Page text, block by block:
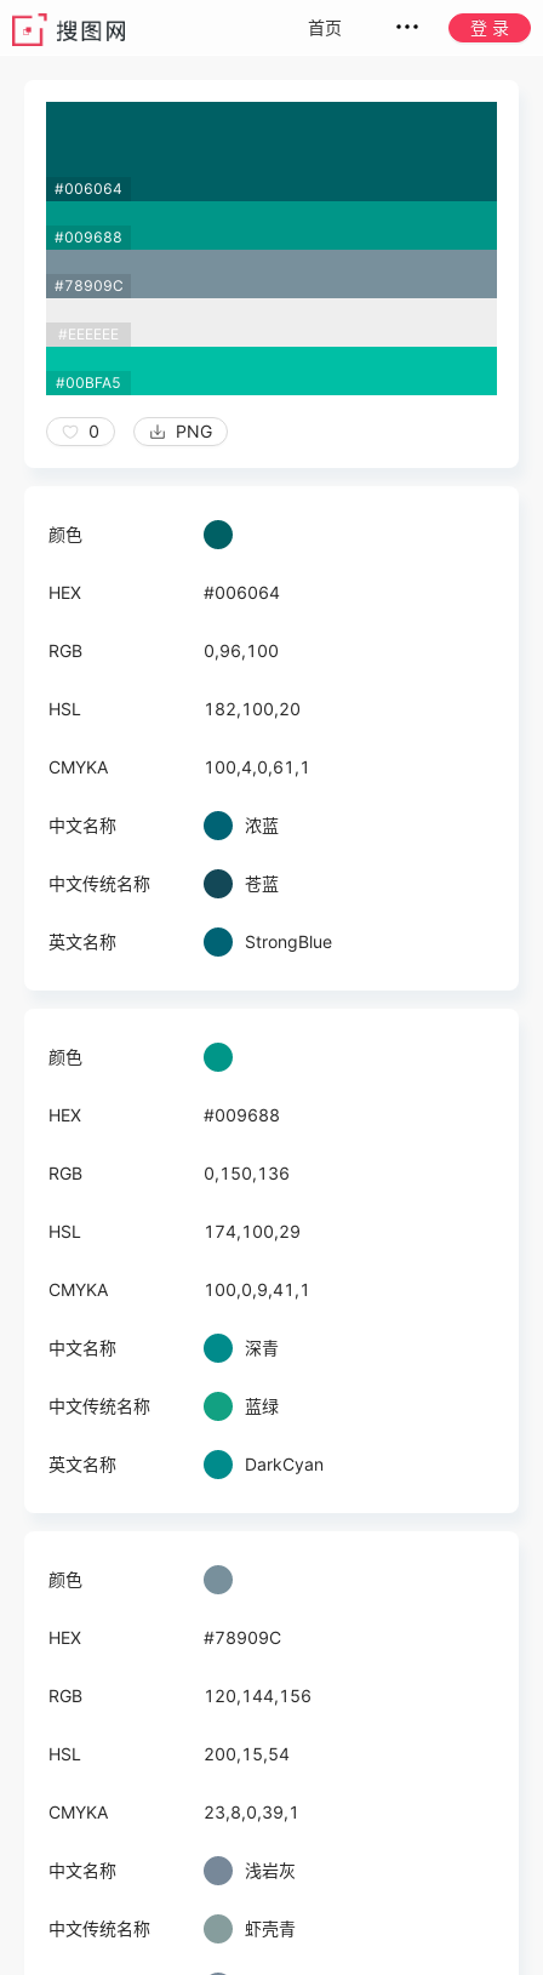
首页 登 录
#006064
#009688
#78909C
#EEEEEE
#00BFA5
0 PNG
颜色
HEX #006064
RGB 0,96,100
HSL 182,100,20
CMYKA 100,4,0,61,1
中文名称 浓蓝
中文传统名称 苍蓝
英文名称 StrongBlue
颜色
HEX #009688
RGB 0,150,136
HSL 174,100,29
CMYKA 100,0,9,41,1
中文名称 深青
中文传统名称 蓝绿
英文名称 DarkCyan
颜色
HEX #78909C
RGB 120,144,156
HSL 200,15,54
CMYKA 23,8,0,39,1
中文名称 浅岩灰
中文传统名称 虾壳青